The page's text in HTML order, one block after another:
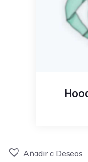
Añadir a Deseos